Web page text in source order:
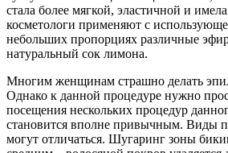
стала более мягкой, эластичной и
косметологи применяют с
небольших пропорциях различные
натуральный сок лимона.
Многим женщинам страшно делать
Однако к данной процедуре нужно
посещения нескольких процедур
становится вполне привычным. Виды
могут отличаться. Шугаринг зоны